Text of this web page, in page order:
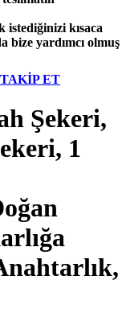
istediğinizi kısaca
bize yardımcı olmuş
TAKİP ET
Şekeri,
1